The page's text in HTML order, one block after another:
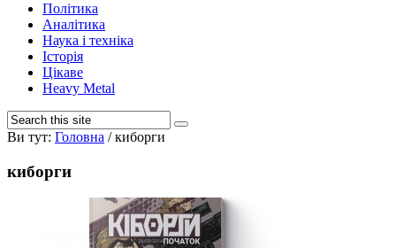
Політика
Аналітика
Наука і техніка
Історія
Цікаве
Heavy Metal
Ви тут: Головна /киборги
киборги